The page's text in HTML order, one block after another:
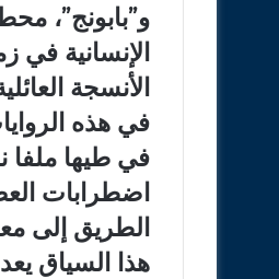
و”بابونج”،
الإنسانية في
الأنسجة
في هذه
في طيها ملفا
اضطرابات
الطريق إلى
هذا السياق